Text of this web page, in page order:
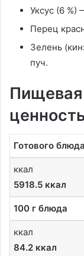
Уксус (6 %)
Перец
Зелень
пуч.
Пищевая
Готового блюда
ккал
5918.5 ккал
100 г блюда
ккал
84.2 ккал